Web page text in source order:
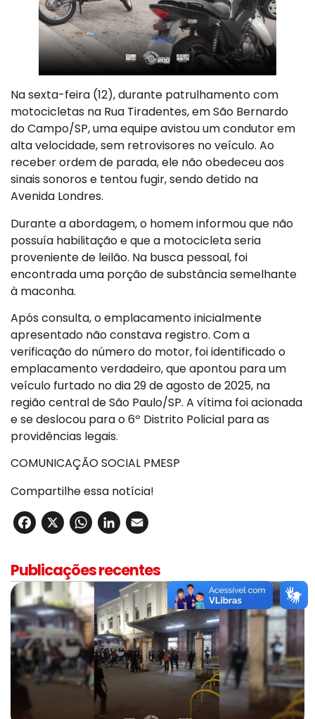
Na sexta-feira (12), durante patrulhamento com
motocicletas na Rua Tiradentes, em São Bernardo
do Campo/SP, uma equipe avistou um condutor em
alta velocidade, sem retrovisores no veículo. Ao
receber ordem de parada, ele não obedeceu aos
sinais sonoros e tentou fugir, sendo detido na
Avenida Londres.
Durante a abordagem, o homem informou que não
possuía habilitação e que a motocicleta seria
proveniente de leilão. Na busca pessoal, foi
encontrada uma porção de substância semelhante
à maconha.
Após consulta, o emplacamento inicialmente
apresentado não constava registro. Com a
verificação do número do motor, foi identificado o
emplacamento verdadeiro, que apontou para um
veículo furtado no dia 29 de agosto de 2025, na
região central de São Paulo/SP. A vítima foi acionada
e se deslocou para o 6º Distrito Policial para as
providências legais.
COMUNICAÇÃO SOCIAL PMESP
Compartilhe essa notícia!
Facebook
X WhatsApp
LinkedIn
Publicações recentes